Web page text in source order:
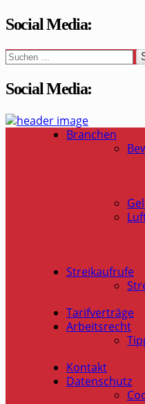
Social Media:
Suchen
nach:
Social Media:
WaSi-Hessen.de
Infoportal Wach- und
Branchen
Streikaufrufe
Tarifverträge
Arbeitsrecht
Kontakt
Datenschutz